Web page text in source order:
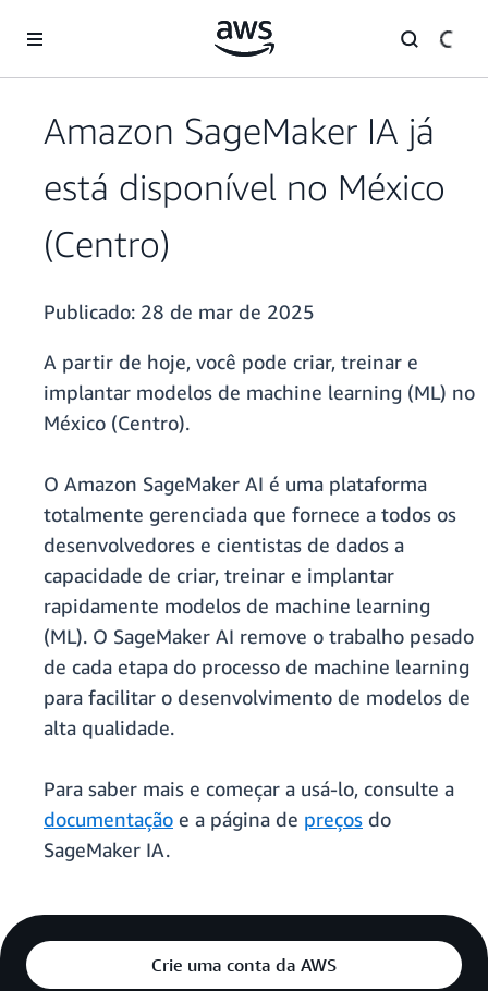
Pular para o conteúdo principal
Amazon SageMaker IA já
está disponível no México
(Centro)
Publicado: 28 de mar de 2025
A partir de hoje, você pode criar, treinar e
implantar modelos de machine learning (ML) no
México (Centro).
O Amazon SageMaker AI é uma plataforma
totalmente gerenciada que fornece a todos os
desenvolvedores e cientistas de dados a
capacidade de criar, treinar e implantar
rapidamente modelos de machine learning
(ML). O SageMaker AI remove o trabalho pesado
de cada etapa do processo de machine learning
para facilitar o desenvolvimento de modelos de
alta qualidade.
Para saber mais e começar a usá-lo, consulte a
documentação e a página de preços do
SageMaker IA.
Crie uma conta da AWS